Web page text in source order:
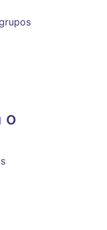
o